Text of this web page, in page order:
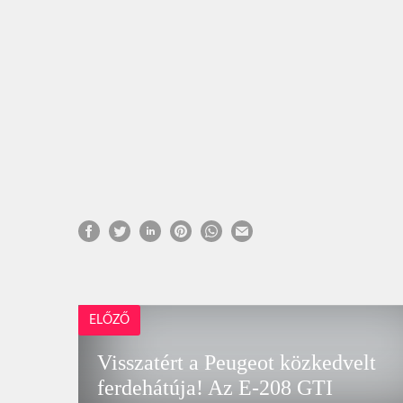
ELŐZŐ
Visszatért a Peugeot közkedvelt
ferdehátúja! Az E-208 GTI